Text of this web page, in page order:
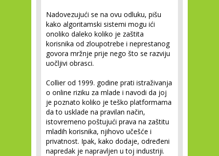
Nadovezujući se na ovu odluku, pišu
kako algoritamski sistemi mogu ići
onoliko daleko koliko je zaštita
korisnika od zloupotrebe i neprestanog
govora mržnje prije nego što se razviju
uočljivi obrasci.
Collier od 1999. godine prati istraživanja
o online riziku za mlade i navodi da joj
je poznato koliko je teško platformama
da to usklade na pravilan način,
istovremeno poštujući prava na zaštitu
mladih korisnika, njihovo učešće i
privatnost. Ipak, kako dodaje, određeni
napredak je napravljen u toj industriji.